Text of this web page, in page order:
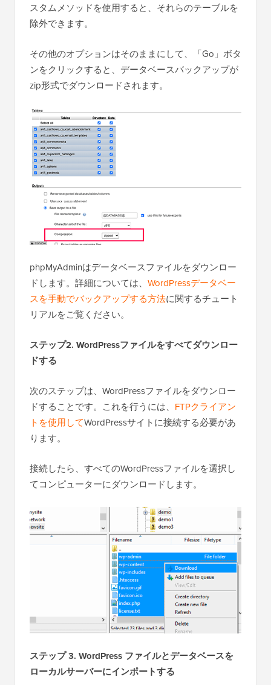
スタムメソッドを使用すると、それらのテーブルを
除外できます。
その他のオプションはそのままにして、「Go」ボタ
ンをクリックすると、データベースバックアップが
zip形式でダウンロードされます。
phpMyAdminはデータベースファイルをダウンロー
ドします。詳細については、 WordPressデータベー
スを手動でバックアップする方法に関するチュート
リアルをご覧ください。
ステップ2. WordPressファイルをすべてダウンロー
ドする
次のステップは、WordPressファイルをダウンロー
ドすることです。これを行うには、 FTPクライアン
トを使用してWordPressサイトに接続する必要があ
ります。
接続したら、すべてのWordPressファイルを選択し
てコンピューターにダウンロードします。
ステップ 3. WordPress ファイルとデータベースを
ローカルサーバーにインポートする